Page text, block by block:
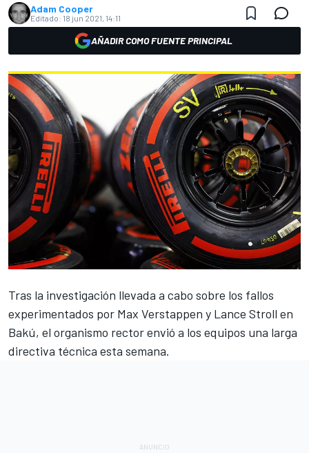
Adam Cooper
Editado: 18 jun 2021, 14:11
AÑADIR COMO FUENTE PRINCIPAL
Tras la investigación llevada a cabo sobre los fallos
experimentados por Max Verstappen y Lance Stroll en
Bakú, el organismo rector envió a los equipos una larga
directiva técnica esta semana.